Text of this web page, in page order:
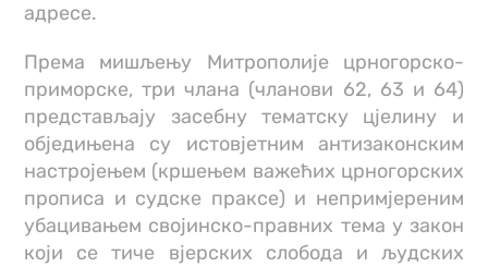
адресе.
Према мишљењу Митрополије црногорско-
приморске, три члана (чланови 62, 63 и 64)
представљају засебну тематску цјелину и
обједињена су истовјетним антизаконским
настројењем (кршењем важећих црногорских
прописа и судске праксе) и непримјереним
убацивањем својинско-правних тема у закон
који се тиче вјерских слобода и људских